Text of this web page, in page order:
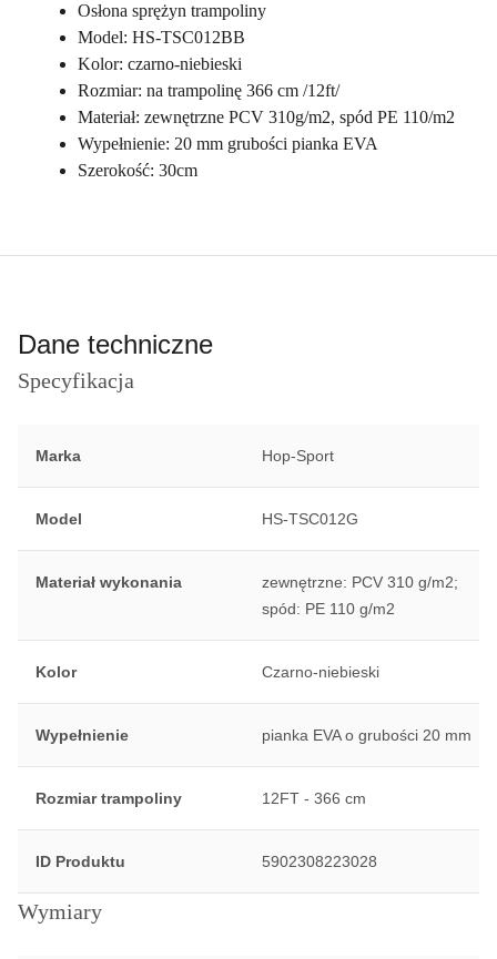
Osłona sprężyn trampoliny
Model: HS-TSC012BB
Kolor: czarno-niebieski
Rozmiar: na trampolinę 366 cm /12ft/
Materiał: zewnętrzne PCV 310g/m2, spód PE 110/m2
Wypełnienie: 20 mm grubości pianka EVA
Szerokość: 30cm
Dane techniczne
Specyfikacja
Marka Hop-Sport
Model HS-TSC012G
Materiał wykonania
zewnętrzne: PCV 310 g/m2;
spód: PE 110 g/m2
Kolor Czarno-niebieski
Wypełnienie pianka EVA o grubości 20 mm
Rozmiar trampoliny 12FT - 366 cm
ID Produktu 5902308223028
Wymiary